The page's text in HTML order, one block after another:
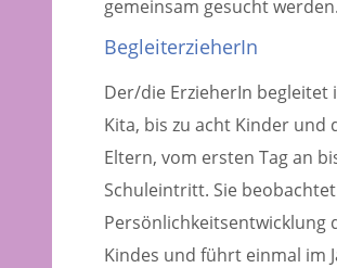
gemeinsam gesucht werden.
BegleiterzieherIn
Der/die ErzieherIn begleitet
Kita, bis zu acht Kinder und
Eltern, vom ersten Tag an
Schuleintritt. Sie
Persönlichkeitsentwicklung
Kindes und führt einmal im